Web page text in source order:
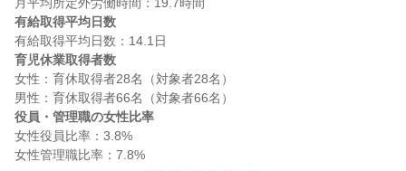
有給取得平均日数
育児休業取得者数
女性：育休取得者28名（対象者28名）
役員・管理職の女性比率
女性役員比率：3.8%